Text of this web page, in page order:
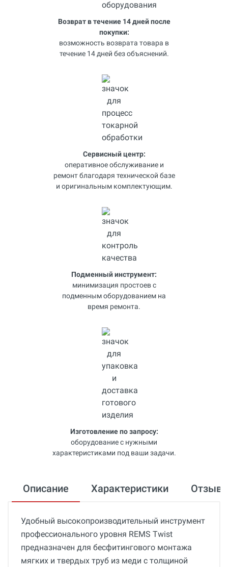
Возврат в течение 14 дней после
покупки:
возможность возврата товара в
течение 14 дней без объяснений.
Сервисный центр:
оперативное обслуживание и
ремонт благодаря технической базе
и оригинальным комплектующим.
Подменный инструмент:
минимизация простоев с
подменным оборудованием на
время ремонта.
Изготовление по запросу:
оборудование с нужными
характеристиками под ваши задачи.
Описание Характеристики
Удобный высокопроизводительный инструмент
профессионального уровня REMS Twist
предназначен для бесфитингового монтажа
мягких и твердых труб из меди с толщиной